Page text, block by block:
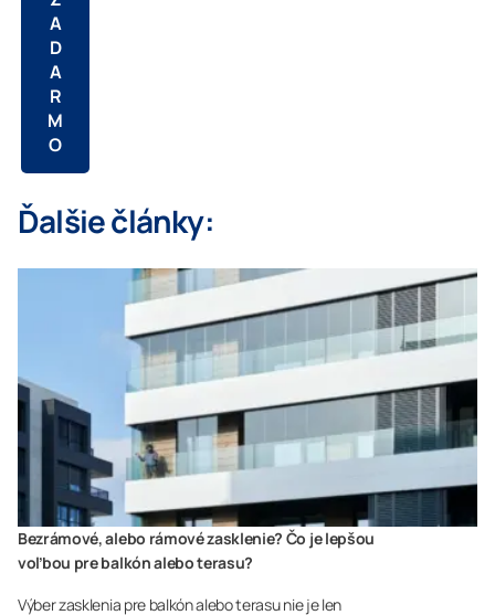
A
D
A
R
M
O
Ďalšie články:
Bezrámové, alebo rámové zasklenie? Čo je lepšou
voľbou pre balkón alebo terasu?
Výber zasklenia pre balkón alebo terasu nie je len